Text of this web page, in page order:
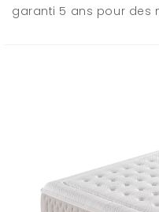
garanti 5 ans pour des